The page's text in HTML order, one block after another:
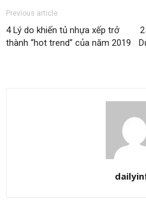
Previous article
4 Lý do khiến tủ nhựa xếp trở
thành “hot trend” của năm 2019